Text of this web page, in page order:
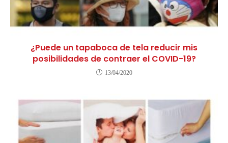
¿Puede un tapaboca de tela reducir mis
posibilidades de contraer el COVID-19?
13/04/2020